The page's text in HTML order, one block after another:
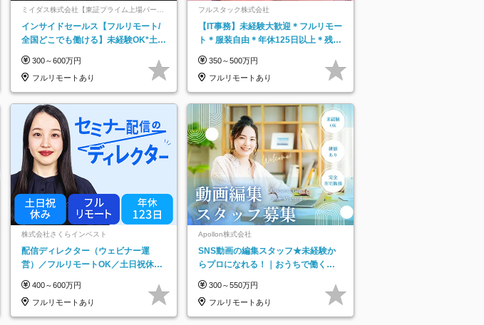
ミイダス株式会社【東証プライム上場パーソ
インサイドセールス【フルリモート/
全国どこでも働ける】未経験OK*土日
300～600万円
フルリモートあり
フルスタック株式会社
【IT事務】未経験大歓迎＊フルリモー
ト＊服装自由＊年休125日以上＊残業
350～500万円
フルリモートあり
株式会社さくらインベスト
配信ディレクター（ウェビナー運
営）／フルリモートOK／土日祝休み
400～600万円
フルリモートあり
Apollon株式会社
SNS動画の編集スタッフ★未経験か
らプロになれる！｜おうちで働くフ
300～550万円
フルリモートあり